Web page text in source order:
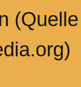
(Quelle